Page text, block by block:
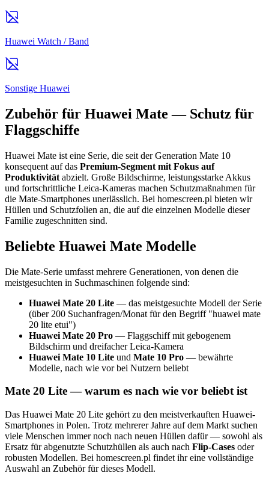
Huawei Watch / Band
Sonstige Huawei
Zubehör für Huawei Mate — Schutz für
Flaggschiffe
Huawei Mate ist eine Serie, die seit der Generation Mate 10
konsequent auf das Premium-Segment mit Fokus auf
Produktivität abzielt. Große Bildschirme, leistungsstarke Akkus
und fortschrittliche Leica-Kameras machen Schutzmaßnahmen für
die Mate-Smartphones unerlässlich. Bei homescreen.pl bieten wir
Hüllen und Schutzfolien an, die auf die einzelnen Modelle dieser
Familie zugeschnitten sind.
Beliebte Huawei Mate Modelle
Die Mate-Serie umfasst mehrere Generationen, von denen die
meistgesuchten in Suchmaschinen folgende sind:
Huawei Mate 20 Lite — das meistgesuchte Modell der Serie
(über 200 Suchanfragen/Monat für den Begriff "huawei mate
20 lite etui")
Huawei Mate 20 Pro — Flaggschiff mit gebogenem
Bildschirm und dreifacher Leica-Kamera
Huawei Mate 10 Lite und Mate 10 Pro — bewährte
Modelle, nach wie vor bei Nutzern beliebt
Mate 20 Lite — warum es nach wie vor beliebt ist
Das Huawei Mate 20 Lite gehört zu den meistverkauften Huawei-
Smartphones in Polen. Trotz mehrerer Jahre auf dem Markt suchen
viele Menschen immer noch nach neuen Hüllen dafür — sowohl als
Ersatz für abgenutzte Schutzhüllen als auch nach Flip-Cases oder
robusten Modellen. Bei homescreen.pl findet ihr eine vollständige
Auswahl an Zubehör für dieses Modell.